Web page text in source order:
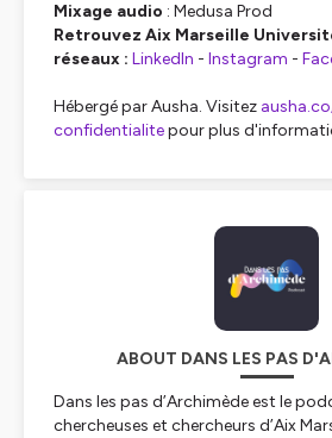
Mixage audio : Medusa Prod
Retrouvez Aix Marseille
réseaux : LinkedIn - Instagram -
Hébergé par Ausha. Visitez
confidentialitepour plus
ABOUT DANS LES PAS
Dans les pas d’Archimèdeest le
chercheuses et chercheurs d’Aix